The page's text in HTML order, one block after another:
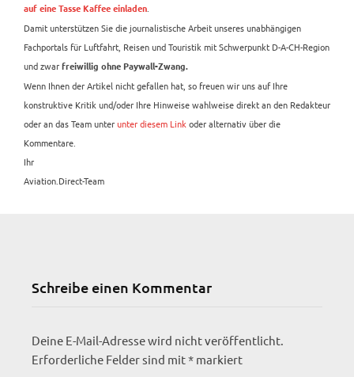
auf eine Tasse Kaffee einladen
Damit unterstützen Sie die journalistische Arbeit unseres unabhängigen
Fachportals für Luftfahrt, Reisen und Touristik mit Schwerpunkt D-A-CH-Region
und zwar freiwillig ohne Paywall-Zwang.
Wenn Ihnen der Artikel nicht gefallen hat, so freuen wir uns auf Ihre
konstruktive Kritik und/oder Ihre Hinweise wahlweise direkt an den Redakteur
oder an das Team unterunter diesem Link oder alternativ über die
Kommentare.
Ihr
Aviation.Direct-Team
Schreibe einen Kommentar
Deine E-Mail-Adresse wird nicht veröffentlicht.
Erforderliche Felder sind mit* markiert